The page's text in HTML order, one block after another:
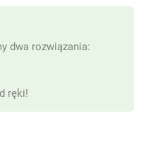
dwa rozwiązania:
ręki!